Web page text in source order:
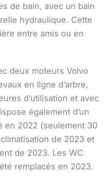
de bain, avec un bain
hydraulique. Cette
entre amis ou en
deux moteurs Volvo
en ligne d’arbre,
d’utilisation et avec
également d’un
en 2022 (seulement 30
de 2023 et
de 2023. Les WC
remplacés en 2023.